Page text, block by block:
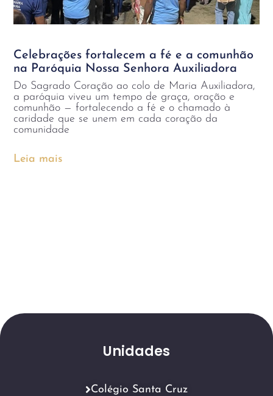
Celebrações fortalecem a fé e a comunhão
na Paróquia Nossa Senhora Auxiliadora
Do Sagrado Coração ao colo de Maria Auxiliadora,
a paróquia viveu um tempo de graça, oração e
comunhão — fortalecendo a fé e o chamado à
caridade que se unem em cada coração da
comunidade
Leia mais
Unidades
Colégio Santa Cruz